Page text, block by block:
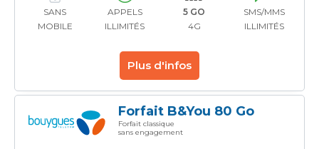
SANS
MOBILE
APPELS
ILLIMITÉS
5 GO
4G
SMS/MMS
ILLIMITÉS
Plus d'infos
Forfait B&You 80 Go
Forfait classique
sans engagement